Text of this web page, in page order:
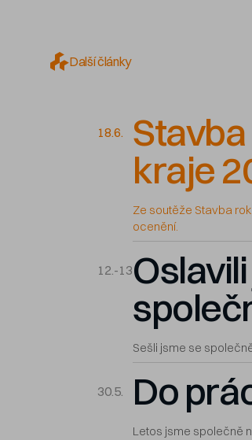
Další články
18.6.
kraje
Ze soutěže Stavba
ocenění.
12.-13
Sešli jsme se
30.5. Do
Letos jsme společně